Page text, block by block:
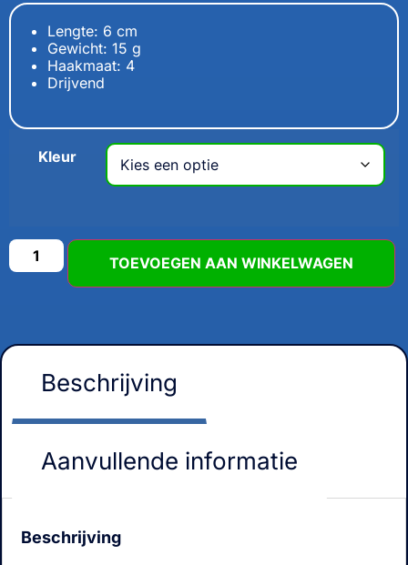
Lengte: 6 cm
Gewicht: 15 g
Haakmaat: 4
Drijvend
Kleur
TOEVOEGEN AAN WINKELWAGEN
Beschrijving
Aanvullende informatie
Beschrijving